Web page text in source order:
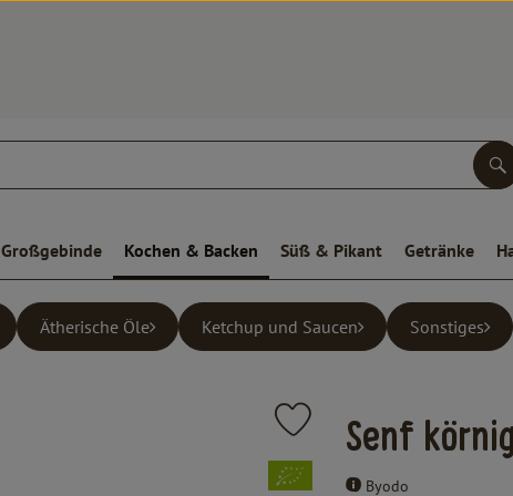
Großgebinde Kochen & Backen Süß & Pikant Getränke
Ätherische Öle Ketchup und Saucen Sonstiges
Senf
Byodo
Produkt zu Favouriten hinzufügen
, Verband: